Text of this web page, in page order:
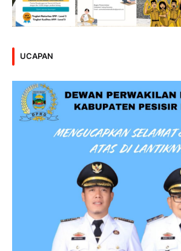
UCAPAN